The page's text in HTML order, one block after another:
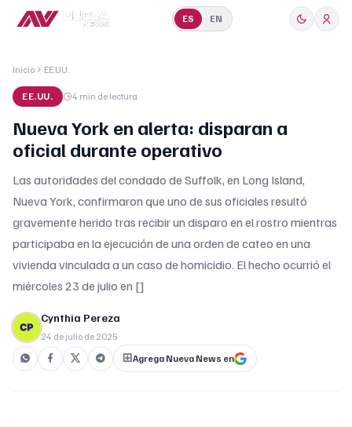
ES EN
Inicio EE.UU.
EE.UU. 4 min de lectura
Nueva York en alerta: disparan a
oficial durante operativo
Las autoridades del condado de Suffolk, en Long Island,
Nueva York, confirmaron que uno de sus oficiales resultó
gravemente herido tras recibir un disparo en el rostro mientras
participaba en la ejecución de una orden de cateo en una
vivienda vinculada a un caso de homicidio. El hecho ocurrió el
miércoles 23 de julio en []
Cynthia Pereza
24 de julio de 2025
Agrega Nueva News en